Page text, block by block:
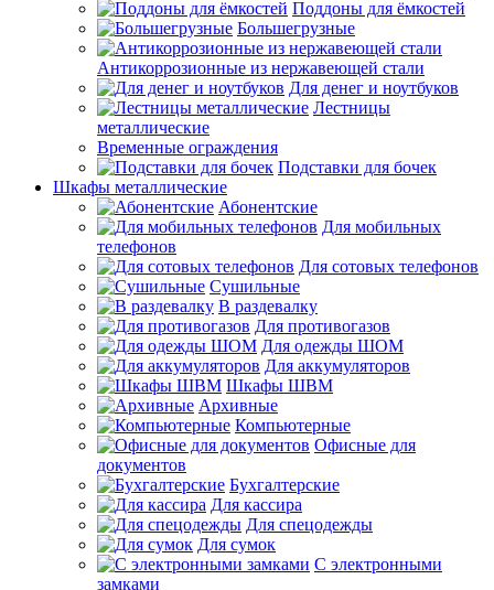
Поддоны для ёмкостей
Большегрузные
Антикоррозионные из нержавеющей стали
Для денег и ноутбуков
Лестницы
металлические
Временные ограждения
Подставки для бочек
Шкафы металлические
Абонентские
Для мобильных
телефонов
Для сотовых телефонов
Сушильные
В раздевалку
Для противогазов
Для одежды ШОМ
Для аккумуляторов
Шкафы ШВМ
Архивные
Компьютерные
Офисные для
документов
Бухгалтерские
Для кассира
Для спецодежды
Для сумок
С электронными
замками